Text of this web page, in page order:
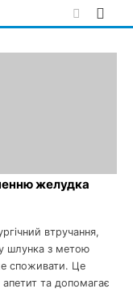
желудка
втручання,
шлунка з метою
споживати. Це
та допомагає